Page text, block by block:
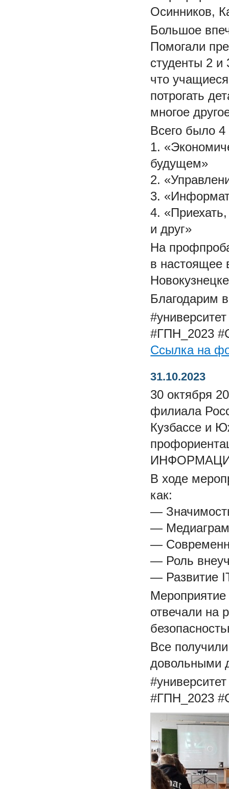
Осинников,
Большое
Помогали
студенты 2
что
потрогать
многое
Всего было
1.
будущем»
2.
3.
4.
и друг»
На
в настоящее
Благодарим
#университет
#ГПН_2023
Ссылка на
31.10.2023
30 октября
филиала
Кузбассе и
В ходе
как:
—
—
—
— Роль
— Развитие
Мероприятие
отвечали на
Все
довольными
#университет
#ГПН_2023